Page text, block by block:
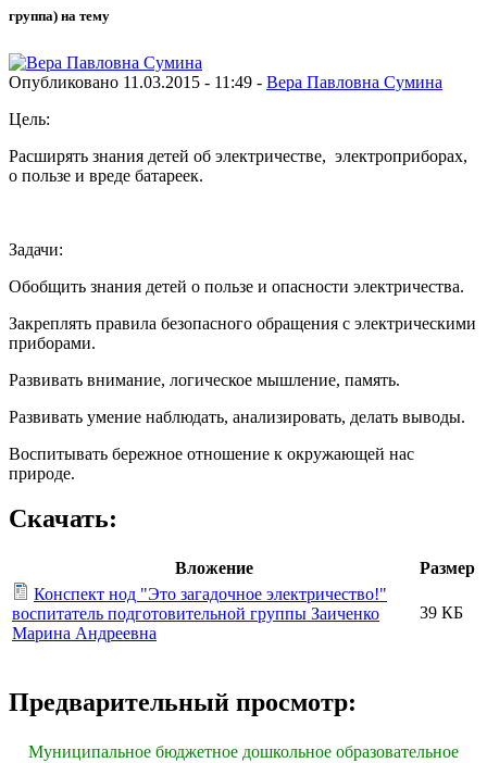
группа) на тему
Опубликовано 11.03.2015 - 11:49 - Вера Павловна Сумина
Цель:
Расширять знания детей об электричестве, электроприборах,
о пользе и вреде батареек.
Задачи:
Обобщить знания детей о пользе и опасности электричества.
Закреплять правила безопасного обращения с электрическими
приборами.
Развивать внимание, логическое мышление, память.
Развивать умение наблюдать, анализировать, делать выводы.
Воспитывать бережное отношение к окружающей нас
природе.
Скачать:
Вложение
Размер
Конспект нод "Это загадочное электричество!"
воспитатель подготовительной группы Заиченко
Марина Андреевна
39 КБ
Предварительный просмотр:
Муниципальное бюджетное дошкольное образовательное